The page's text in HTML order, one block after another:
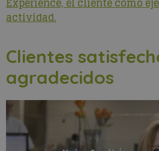
actividad.
Clientes
agradecidos